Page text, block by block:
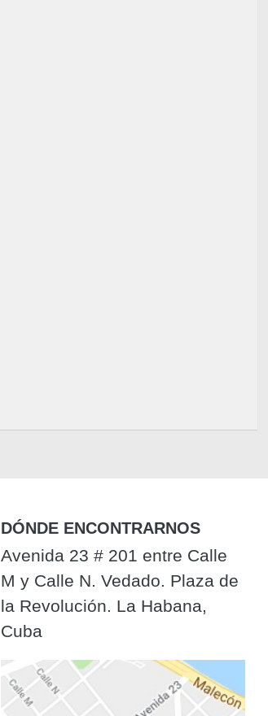
DÓNDE ENCONTRARNOS
Avenida 23 # 201 entre Calle
M y Calle N. Vedado. Plaza de
la Revolución. La Habana,
Cuba